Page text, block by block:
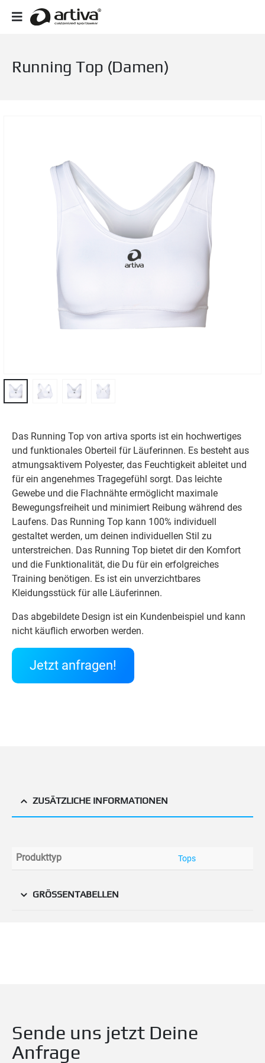
Running Top (Damen)
Das Running Top von artiva sports ist ein hochwertiges
und funktionales Oberteil für Läuferinnen. Es besteht aus
atmungsaktivem Polyester, das Feuchtigkeit ableitet und
für ein angenehmes Tragegefühl sorgt. Das leichte
Gewebe und die Flachnähte ermöglicht maximale
Bewegungsfreiheit und minimiert Reibung während des
Laufens. Das Running Top kann 100% individuell
gestaltet werden, um deinen individuellen Stil zu
unterstreichen. Das Running Top bietet dir den Komfort
und die Funktionalität, die Du für ein erfolgreiches
Training benötigen. Es ist ein unverzichtbares
Kleidungsstück für alle Läuferinnen.
Das abgebildete Design ist ein Kundenbeispiel und kann
nicht käuflich erworben werden.
Jetzt anfragen!
ZUSÄTZLICHE INFORMATIONEN
Produkttyp Tops
GRÖSSENTABELLEN
Sende uns jetzt Deine
Anfrage